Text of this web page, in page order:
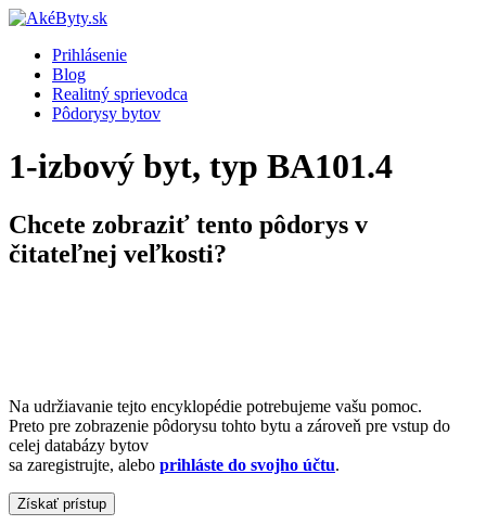
Prihlásenie
Blog
Realitný sprievodca
Pôdorysy bytov
1-izbový byt, typ BA101.4
Chcete zobraziť tento pôdorys v
čitateľnej veľkosti?
Na udržiavanie tejto encyklopédie potrebujeme vašu pomoc.
Preto pre zobrazenie pôdorysu tohto bytu a zároveň pre vstup do
celej databázy bytov
sa zaregistrujte, alebo prihláste do svojho účtu.